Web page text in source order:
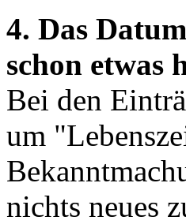
4. Das
schon etwas
Bei den
um
nichts neues